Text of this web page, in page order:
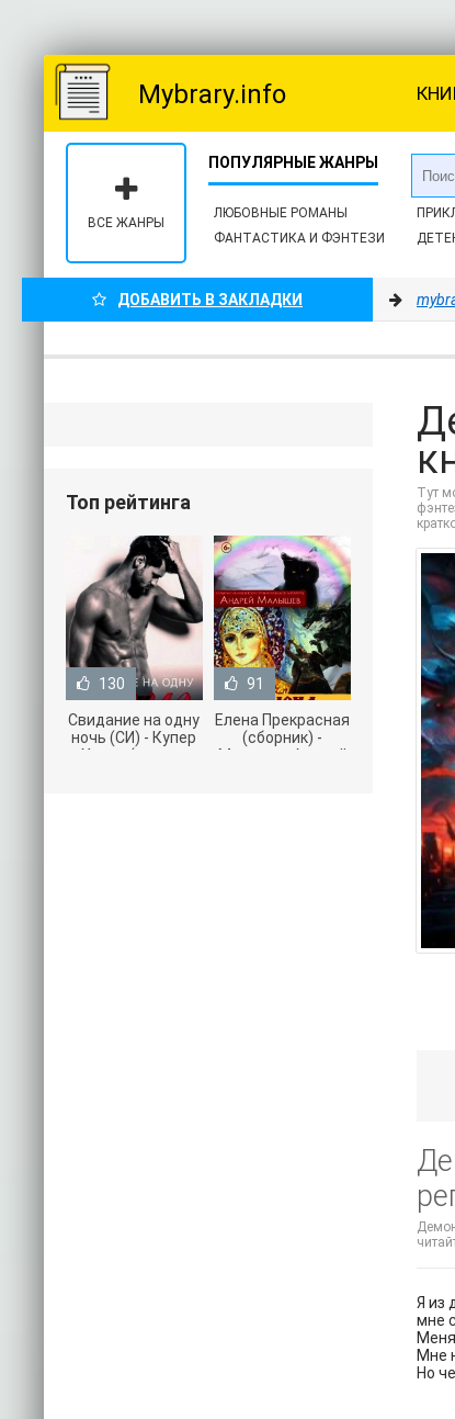
Mybrary.info
ЛЮБОВНЫЕ РОМАНЫ
ФАНТАСТИКА И ФЭНТЕЗИ
ВСЕ ЖАНРЫ
ДОБАВИТЬ В ЗАКЛАДКИ
Тут
Я из
мне
Мне
Но
Топ рейтинга
130
Свидание на одну
ночь (СИ) - Купер
Хелен (читать
91
Елена Прекрасная
(сборник) -
Малышев Андрей